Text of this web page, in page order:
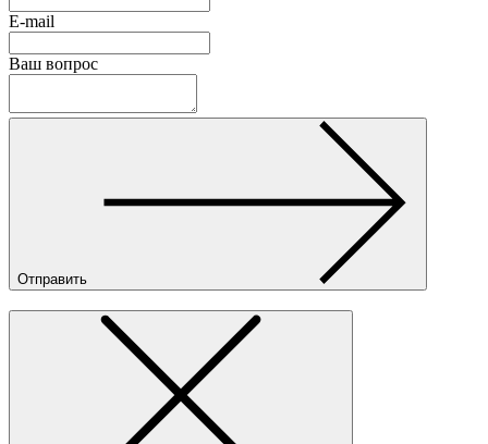
E-mail
Ваш вопрос
Отправить